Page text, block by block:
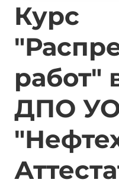
Курс
работ"
ДПО